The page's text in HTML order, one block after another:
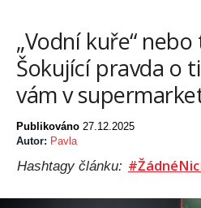
„Vodní kuře“
Šokující pravda o
vám v
Publikováno 27.12.2025
Autor: Pavla
Hashtagy článku: